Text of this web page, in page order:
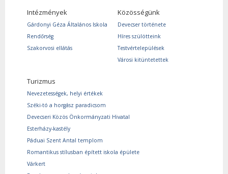
Intézmények
Gárdonyi Géza Általános Iskola
Rendőrség
Szakorvosi ellátás
Közösségünk
Devecser története
Híres szülötteink
Testvértelepülések
Városi kitüntetettek
Turizmus
Nevezetességek, helyi értékek
Széki-tó a horgász paradicsom
Devecseri Közös Önkormányzati Hivatal
Esterházy-kastély
Páduai Szent Antal templom
Romantikus stílusban épített iskola épülete
Várkert